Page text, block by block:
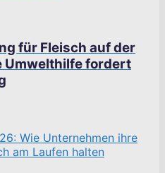
für Fleisch auf der
Umwelthilfe fordert